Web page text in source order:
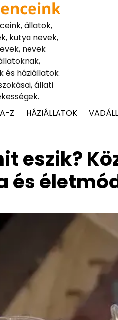
állatok,
kutya nevek,
nevek
és háziállatok.
állati
Z HÁZIÁLLATOK
eszik?
és